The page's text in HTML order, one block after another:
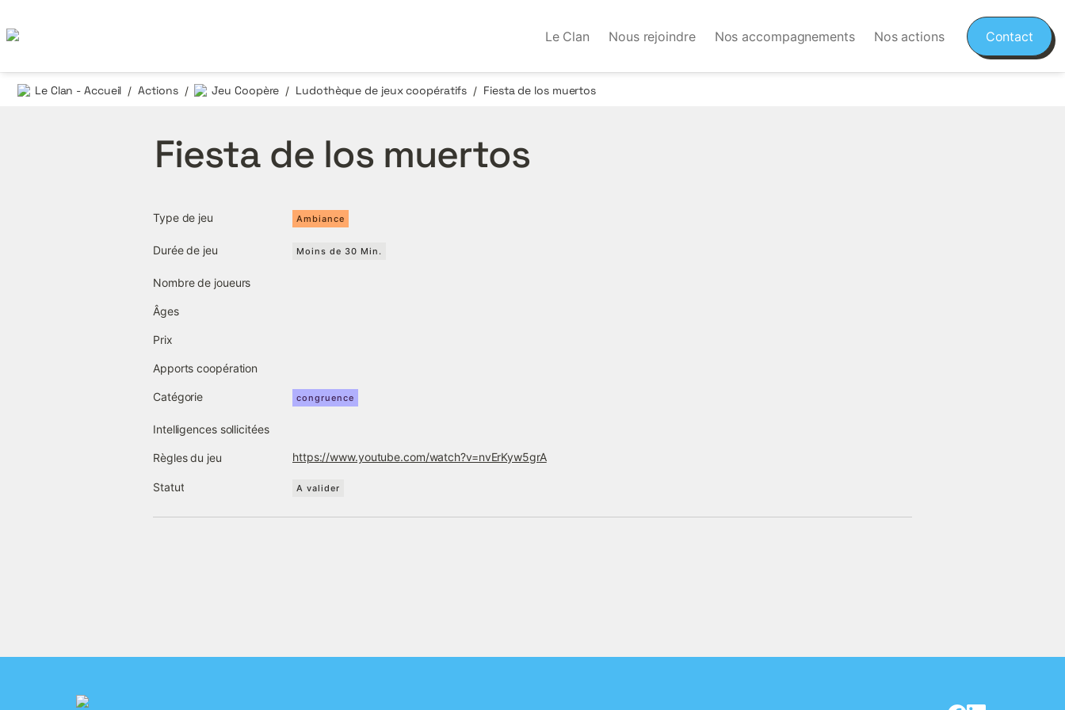
Le Clan Nous rejoindre Nos accompagnements Nos actions Contact
Le Clan - Accueil / Actions / Jeu Coopère / Ludothèque de jeux coopératifs / Fiesta de los muertos
Fiesta de los muertos
Type de jeu Ambiance
Durée de jeu Moins de 30 Min.
Nombre de joueurs
Âges
Prix
Apports coopération
Catégorie congruence
Intelligences sollicitées
Règles du jeu https://www.youtube.com/watch?v=nvErKyw5grA
Statut A valider